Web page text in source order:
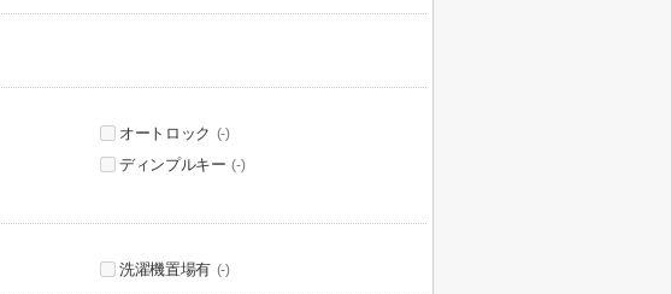
オートロック (-)
ディンプルキー (-)
洗濯機置場有 (-)